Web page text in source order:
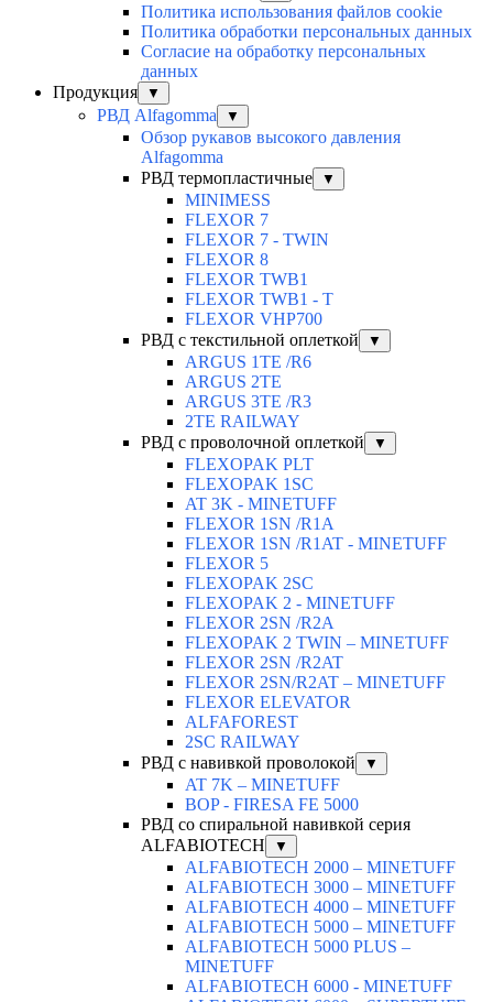
Политика использования файлов cookie
Политика обработки персональных данных
Согласие на обработку персональных
данных
Продукция
▼
РВД Alfagomma ▼
Обзор рукавов высокого давления
Alfagomma
РВД термопластичные
▼
MINIMESS
FLEXOR 7
FLEXOR 7 - TWIN
FLEXOR 8
FLEXOR TWB1
FLEXOR TWB1 - T
FLEXOR VHP700
РВД с текстильной оплеткой
▼
ARGUS 1TE /R6
ARGUS 2TЕ
ARGUS 3TE /R3
2TE RAILWAY
РВД с проволочной оплеткой
▼
FLEXOPAK PLT
FLEXOPAK 1SС
AT 3K - MINETUFF
FLEXOR 1SN /R1A
FLEXOR 1SN /R1AT - MINETUFF
FLEXOR 5
FLEXOPAK 2SС
FLEXOPAK 2 - MINETUFF
FLEXOR 2SN /R2A
FLEXOPAK 2 TWIN – MINETUFF
FLEXOR 2SN /R2AT
FLEXOR 2SN/R2AT – MINETUFF
FLEXOR ELEVATOR
ALFAFOREST
2SC RAILWAY
РВД с навивкой проволокой
▼
AT 7K – MINETUFF
BOP - FIRESA FE 5000
РВД со спиральной навивкой серия
ALFABIOTECH
▼
ALFABIOTECH 2000 – MINETUFF
ALFABIOTECH 3000 – MINETUFF
ALFABIOTECH 4000 – MINETUFF
ALFABIOTECH 5000 – MINETUFF
ALFABIOTECH 5000 PLUS –
MINETUFF
ALFABIOTECH 6000 - MINETUFF